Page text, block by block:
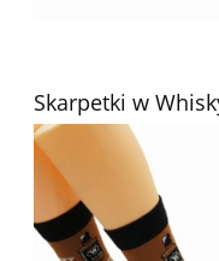
Skarpetki w